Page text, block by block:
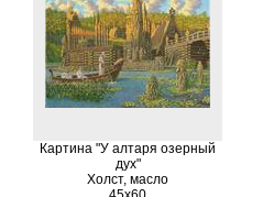
Картина "У алтаря озерный
дух"
Холст, масло